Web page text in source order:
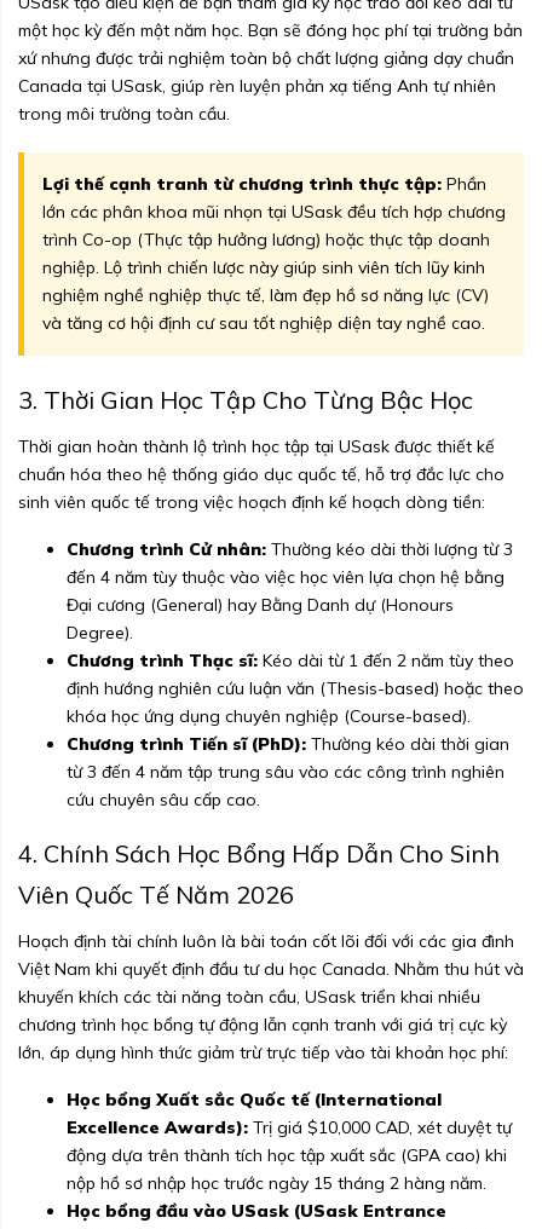
một học kỳ đến một năm học. Bạn sẽ đóng học phí tại trường bản
xứ nhưng được trải nghiệm toàn bộ chất lượng giảng dạy chuẩn
Canada tại USask, giúp rèn luyện phản xạ tiếng Anh tự nhiên
trong môi trường toàn cầu.
Lợi thế cạnh tranh từ chương trình thực tập: Phần
lớn các phân khoa mũi nhọn tại USask đều tích hợp chương
trình Co-op (Thực tập hưởng lương) hoặc thực tập doanh
nghiệp. Lộ trình chiến lược này giúp sinh viên tích lũy kinh
nghiệm nghề nghiệp thực tế, làm đẹp hồ sơ năng lực (CV)
và tăng cơ hội định cư sau tốt nghiệp diện tay nghề cao.
3. Thời Gian Học Tập Cho Từng Bậc Học
Thời gian hoàn thành lộ trình học tập tại USask được thiết kế
chuẩn hóa theo hệ thống giáo dục quốc tế, hỗ trợ đắc lực cho
sinh viên quốc tế trong việc hoạch định kế hoạch dòng tiền:
Chương trình Cử nhân: Thường kéo dài thời lượng từ 3
đến 4 năm tùy thuộc vào việc học viên lựa chọn hệ bằng
Đại cương (General) hay Bằng Danh dự (Honours
Degree).
Chương trình Thạc sĩ: Kéo dài từ 1 đến 2 năm tùy theo
định hướng nghiên cứu luận văn (Thesis-based) hoặc theo
khóa học ứng dụng chuyên nghiệp (Course-based).
Chương trình Tiến sĩ (PhD): Thường kéo dài thời gian
từ 3 đến 4 năm tập trung sâu vào các công trình nghiên
cứu chuyên sâu cấp cao.
4. Chính Sách Học Bổng Hấp Dẫn Cho Sinh
Viên Quốc Tế Năm 2026
Hoạch định tài chính luôn là bài toán cốt lõi đối với các gia đình
Việt Nam khi quyết định đầu tư du học Canada. Nhằm thu hút và
khuyến khích các tài năng toàn cầu, USask triển khai nhiều
chương trình học bổng tự động lẫn cạnh tranh với giá trị cực kỳ
lớn, áp dụng hình thức giảm trừ trực tiếp vào tài khoản học phí:
Học bổng Xuất sắc Quốc tế (International
Excellence Awards): Trị giá $10,000 CAD, xét duyệt tự
động dựa trên thành tích học tập xuất sắc (GPA cao) khi
nộp hồ sơ nhập học trước ngày 15 tháng 2 hàng năm.
Học bổng đầu vào USask (USask Entrance